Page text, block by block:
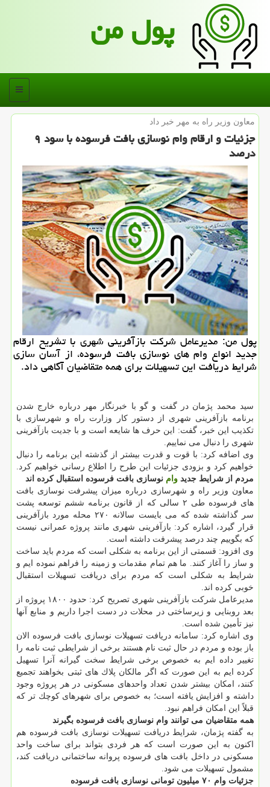
پول من
منو
معاون وزیر راه به مهر خبر داد
جزئیات و ارقام وام نوسازی بافت فرسوده با سود ۹
درصد
پول من: مدیرعامل شركت بازآفرینی شهری با تشریح ارقام
جدید انواع وام های نوسازی بافت فرسوده، از آسان سازی
شرایط دریافت این تسهیلات برای همه متقاضیان آگاهی داد.
سید محمد پژمان در گفت و گو با خبرنگار مهر درباره خارج شدن
برنامه بازآفرینی شهری از دستور كار وزارت راه و شهرسازی با
تكذیب این خبر، گفت: این حرف ها شایعه است و با جدیت بازآفرینی
شهری را دنبال می نماییم.
وی اضافه كرد: با قوت و قدرت بیشتر از گذشته این برنامه را دنبال
خواهیم كرد و بزودی جزئیات این طرح را اطلاع رسانی خواهیم كرد.
مردم از شرایط جدید وام نوسازی بافت فرسوده استقبال كرده اند
معاون وزیر راه و شهرسازی درباره میزان پیشرفت نوسازی بافت
های فرسوده طی ۲ سالی كه از قانون برنامه ششم توسعه پشت
سر گذاشته شده كه می بایست سالانه ۲۷۰ محله مورد بازآفرینی
قرار گیرد، اشاره كرد: بازآفرینی شهری مانند پروژه عمرانی نیست
كه بگوییم چند درصد پیشرفت داشته است.
وی افزود: قسمتی از این برنامه به شكلی است كه مردم باید ساخت
و ساز را آغاز كنند. ما هم تمام مقدمات و زمینه را فراهم نموده ایم و
شرایط به شكلی است كه مردم برای دریافت تسهیلات استقبال
خوبی كرده اند.
مدیرعامل شركت بازآفرینی شهری تصریح كرد: حدود ۱۸۰۰ پروژه از
بعد روبنایی و زیرساختی در محلات در دست اجرا داریم و منابع آنها
نیز تأمین شده است.
وی اشاره كرد: سامانه دریافت تسهیلات نوسازی بافت فرسوده الان
باز بوده و مردم در حال ثبت نام هستند برخی از شرایطی ثبت نامه را
تغییر داده ایم به خصوص برخی شرایط سخت گیرانه آنرا تسهیل
كرده ایم به این صورت كه اگر مالكان پلاك های ثبتی بخواهند تجمیع
كنند، امكان بیشتر شدن تعداد واحدهای مسكونی در هر پروژه وجود
داشته و افزایش یافته است؛ به خصوص برای شهرهای كوچك تر كه
قبلاً این امكان فراهم نبود.
همه متقاضیان می توانند وام نوسازی بافت فرسوده بگیرند
به گفته پژمان، شرایط دریافت تسهیلات نوسازی بافت فرسوده هم
اكنون به این صورت است كه هر فردی بتواند برای ساخت واحد
مسكونی در داخل بافت های فرسوده پروانه ساختمانی دریافت كند،
مشمول تسهیلات می شود.
جزئیات وام ۷۰ میلیون تومانی نوسازی بافت فرسوده